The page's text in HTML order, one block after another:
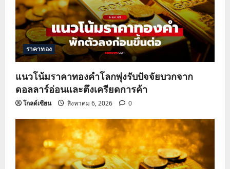
ราคาทอง
แนวโน้มราคาทองคำโลกพุ่งรับปัจจัยบวกจาก
ดอลลาร์อ่อนและตึงเครียดการค้า
โกลด์เซียน สิงหาคม 6, 2026 0